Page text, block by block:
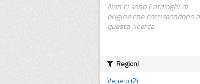
Non ci sono Cataloghi di
origine che corrispondono a
questa ricerca
Regioni
Veneto (2)